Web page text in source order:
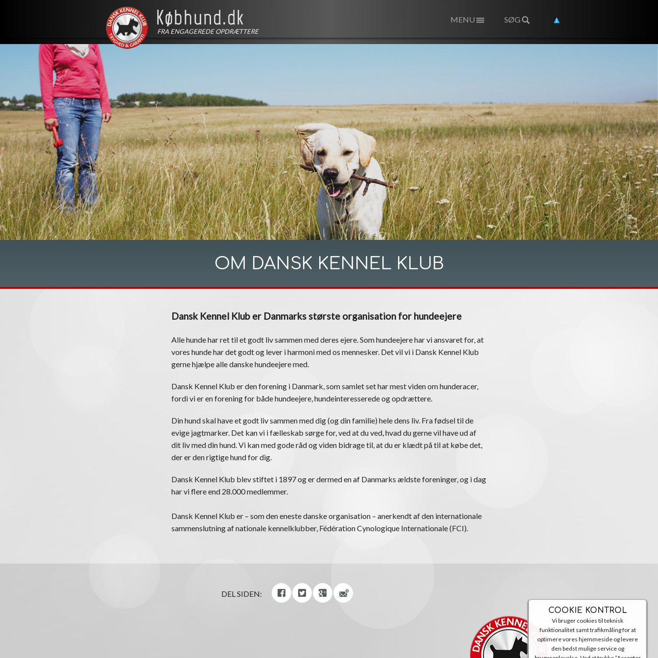
FRA ENGAGEREDE OPDRÆTTERE
SØG
MENU
COOKIE KONTROL
Vi bruger cookies til teknisk
funktionalitet samt trafikmåling for at
optimere vores hjemmeside og levere
den bedst mulige service og
OM DANSK KENNEL KLUB
Dansk Kennel Klub er Danmarks største organisation for hundeejere
Alle hunde har ret til et godt liv sammen med deres ejere. Som hundeejere har vi ansvaret for, at
vores hunde har det godt og lever i harmoni med os mennesker. Det vil vi i Dansk Kennel Klub
gerne hjælpe alle danske hundeejere med.
Dansk Kennel Klub er den forening i Danmark, som samlet set har mest viden om hunderacer,
fordi vi er en forening for både hundeejere, hundeinteresserede og opdrættere.
Din hund skal have et godt liv sammen med dig (og din familie) hele dens liv. Fra fødsel til de
evige jagtmarker. Det kan vi i fælleskab sørge for, ved at du ved, hvad du gerne vil have ud af
dit liv med din hund. Vi kan med gode råd og viden bidrage til, at du er klædt på til at købe det,
der er den rigtige hund for dig.
Dansk Kennel Klub blev stiftet i 1897 og er dermed en af Danmarks ældste foreninger, og i dag
har vi flere end 28.000 medlemmer.
Dansk Kennel Klub er – som den eneste danske organisation – anerkendt af den internationale
sammenslutning af nationale kennelklubber, Fédération Cynologique Internationale (FCI).
DEL SIDEN: